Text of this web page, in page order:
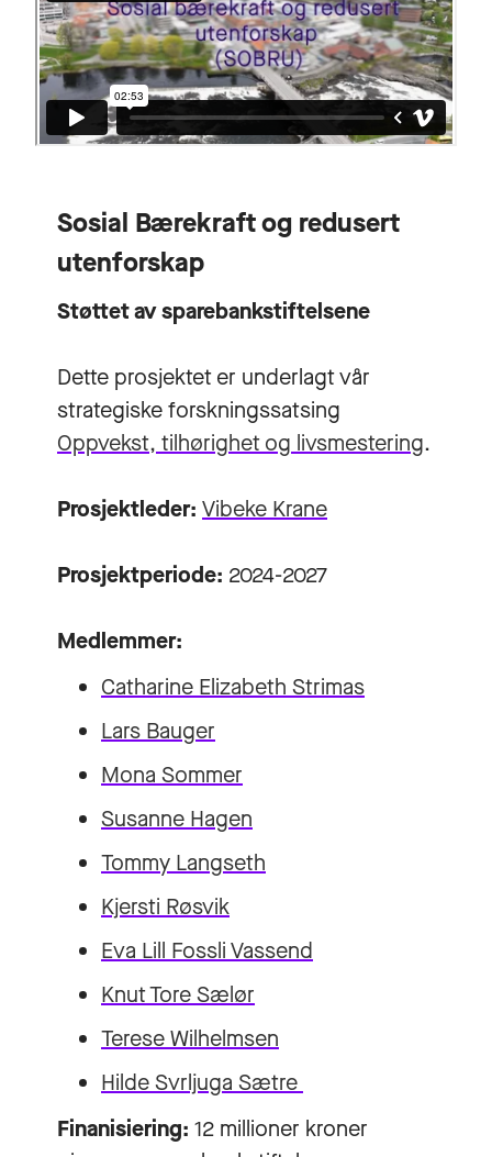
Sosial Bærekraft og redusert
utenforskap
Støttet av sparebankstiftelsene
Dette prosjektet er underlagt vår
strategiske forskningssatsing
Oppvekst, tilhørighet og livsmestering.
Prosjektleder: Vibeke Krane
Prosjektperiode: 2024-2027
Medlemmer:
Catharine Elizabeth Strimas
Lars Bauger
Mona Sommer
Susanne Hagen
Tommy Langseth
Kjersti Røsvik
Eva Lill Fossli Vassend
Knut Tore Sælør
Terese Wilhelmsen
Hilde Svrljuga Sætre
Finanisiering: 12 millioner kroner